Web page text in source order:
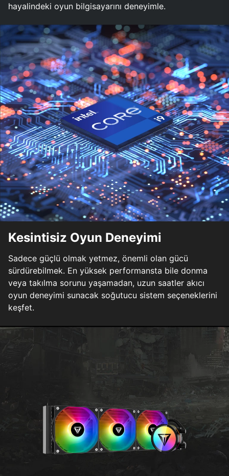
hayalindeki oyun bilgisayarını deneyimle.
Kesintisiz Oyun Deneyimi
Sadece güçlü olmak yetmez, önemli olan gücü
sürdürebilmek. En yüksek performansta bile donma
veya takılma sorunu yaşamadan, uzun saatler akıcı
oyun deneyimi sunacak soğutucu sistem seçeneklerini
keşfet.